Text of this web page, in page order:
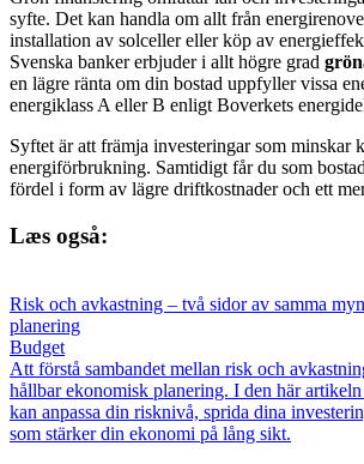
syfte. Det kan handla om allt från
installation av solceller eller köp av
Svenska banker erbjuder i allt högre grad
en lägre ränta om din bostad uppfyller vissa
energiklass A eller B enligt Boverkets
Syftet är att främja investeringar som minskar
energiförbrukning. Samtidigt får du som
fördel i form av lägre driftkostnader och ett
Læs også:
Risk och avkastning – två sidor av samma
planering
Budget
Att förstå sambandet mellan risk och
hållbar ekonomisk planering. I den här
kan anpassa din risknivå, sprida dina
som stärker din ekonomi på lång sikt.